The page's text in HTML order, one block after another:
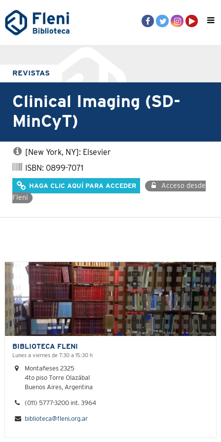
REVISTAS
Clinical Imaging (SD-
MinCyT)
[New York, NY]: Elsevier
ISBN: 0899-7071
HAGA CLIC AQUÍ PARA ACCEDER
Acceso desde
Fleni
BIBLIOTECA FLENI
Lunes a viernes de 7:30 a 15:30 h
Montañeses 2325
4to piso Torre Olazábal
Buenos Aires, Argentina
(011) 5777-3200 int. 3964
biblioteca@fleni.org.ar